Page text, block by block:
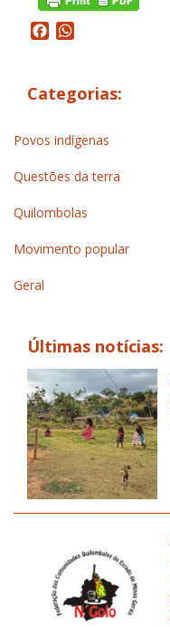
Facebook
Categorias:
Povos indígenas
Questões da terra
Quilombolas
Movimento popular
Geral
Últimas notícias: